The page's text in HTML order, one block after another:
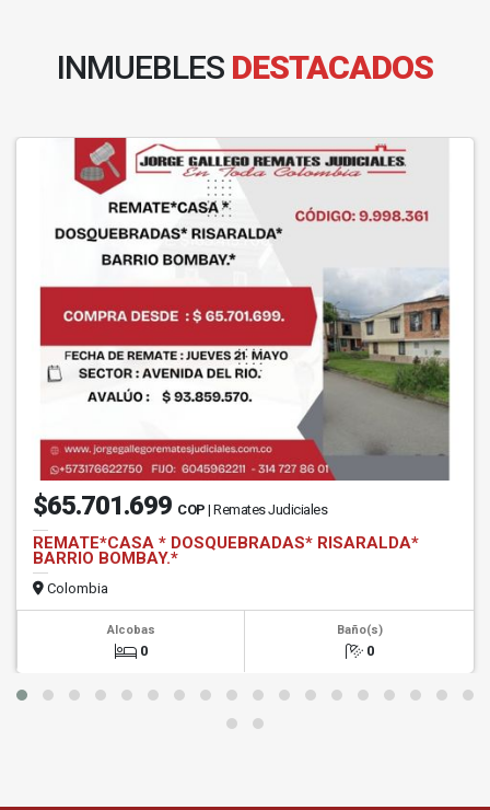
INMUEBLES DESTACADOS
$65.701.699 COP | Remates Judiciales
REMATE*CASA * DOSQUEBRADAS* RISARALDA*
BARRIO BOMBAY.*
Colombia
Alcobas
0
Baño(s)
0